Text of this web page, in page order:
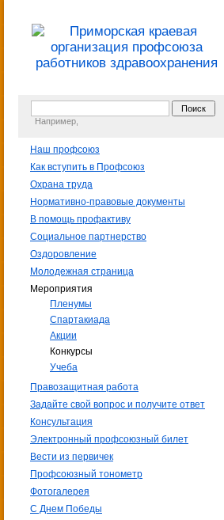
Например,
Наш профсоюз
Как вступить в Профсоюз
Охрана труда
Нормативно-правовые документы
В помощь профактиву
Социальное партнерство
Оздоровление
Молодежная страница
Мероприятия
Пленумы
Спартакиада
Акции
Конкурсы
Учеба
Правозащитная работа
Задайте свой вопрос и получите ответ
Консультация
Электронный профсоюзный билет
Вести из первичек
Профсоюзный тонометр
Фотогалерея
С Днем Победы